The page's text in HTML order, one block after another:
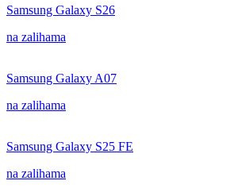
Samsung Galaxy S26
na zalihama
Samsung Galaxy A07
na zalihama
Samsung Galaxy S25 FE
na zalihama